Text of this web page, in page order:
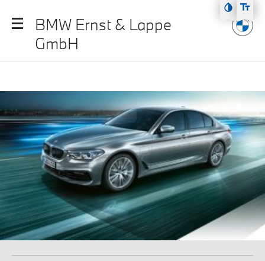
Zum Hauptmenü
Zum Inhalt
BMW Ernst & Lappe
GmbH